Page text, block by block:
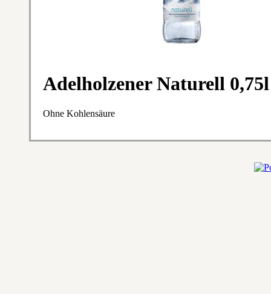
Adelholzener Naturell 0,75l
Ohne Kohlensäure